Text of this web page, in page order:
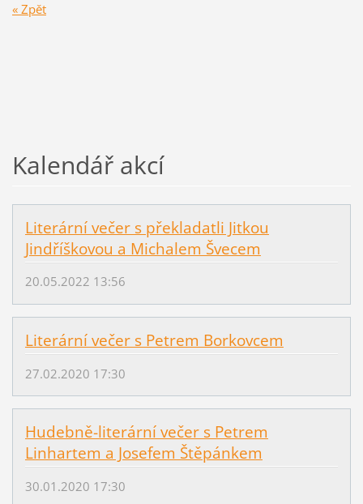
« Zpět
Kalendář akcí
Literární večer s překladatli Jitkou
Jindříškovou a Michalem Švecem
20.05.2022 13:56
Literární večer s Petrem Borkovcem
27.02.2020 17:30
Hudebně-literární večer s Petrem
Linhartem a Josefem Štěpánkem
30.01.2020 17:30